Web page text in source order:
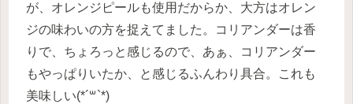
が、オレンジピールも使用だからか、大方はオレン
ジの味わいの方を捉えてました。コリアンダーは香
りで、ちょろっと感じるので、あぁ、コリアンダー
もやっぱりいたか、と感じるふんわり具合。これも
美味しい(*´꒳`*)